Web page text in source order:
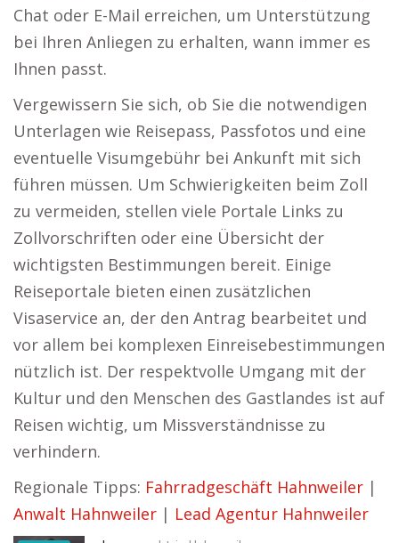
Chat oder E-Mail erreichen, um Unterstützung
bei Ihren Anliegen zu erhalten, wann immer es
Ihnen passt.
Vergewissern Sie sich, ob Sie die notwendigen
Unterlagen wie Reisepass, Passfotos und eine
eventuelle Visumgebühr bei Ankunft mit sich
führen müssen. Um Schwierigkeiten beim Zoll
zu vermeiden, stellen viele Portale Links zu
Zollvorschriften oder eine Übersicht der
wichtigsten Bestimmungen bereit. Einige
Reiseportale bieten einen zusätzlichen
Visaservice an, der den Antrag bearbeitet und
vor allem bei komplexen Einreisebestimmungen
nützlich ist. Der respektvolle Umgang mit der
Kultur und den Menschen des Gastlandes ist auf
Reisen wichtig, um Missverständnisse zu
verhindern.
Regionale Tipps: Fahrradgeschäft Hahnweiler |
Anwalt Hahnweiler | Lead Agentur Hahnweiler